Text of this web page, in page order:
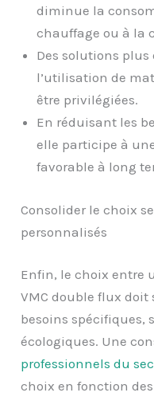
diminue la
chauffage ou à la
Des solutions
l’utilisation de
être privilégiées.
En réduisant les
elle participe à
favorable à long
Consolider le choix
personnalisés
Enfin, le choix entre
VMC double flux doit
besoins spécifiques,
écologiques. Une
professionnels du
choix en fonction